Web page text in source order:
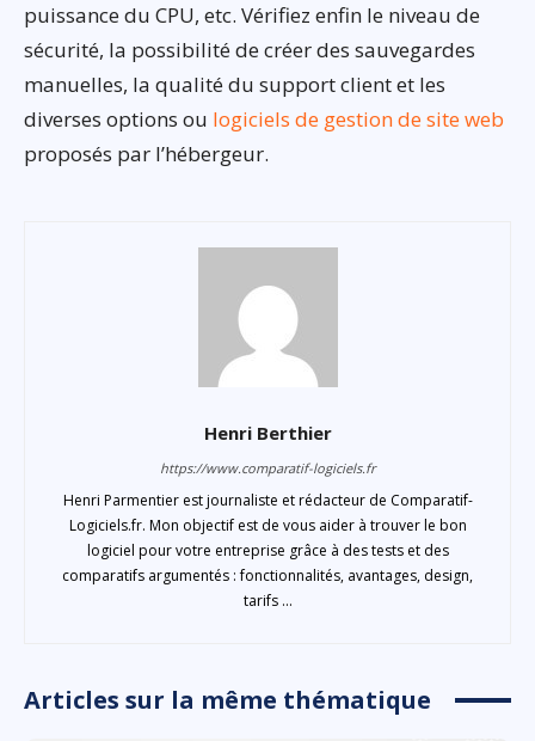
puissance du CPU, etc. Vérifiez enfin le niveau de
sécurité, la possibilité de créer des sauvegardes
manuelles, la qualité du support client et les
diverses options ou logiciels de gestion de site web
proposés par l’hébergeur.
Henri Berthier
https://www.comparatif-logiciels.fr
Henri Parmentier est journaliste et rédacteur de Comparatif-
Logiciels.fr. Mon objectif est de vous aider à trouver le bon
logiciel pour votre entreprise grâce à des tests et des
comparatifs argumentés : fonctionnalités, avantages, design,
tarifs ...
Articles sur la même thématique